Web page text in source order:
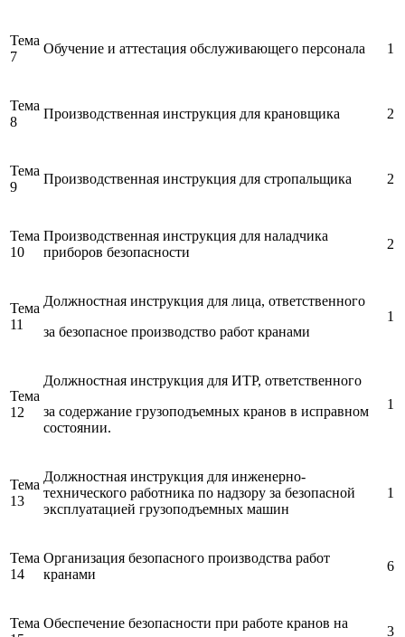
Тема
7
Обучение и аттестация обслуживающего персонала 1
Тема
8
Производственная инструкция для крановщика 2
Тема
9
Производственная инструкция для стропальщика 2
Тема
10
Производственная инструкция для наладчика
приборов безопасности
2
Тема
11
Должностная инструкция для лица, ответственного
за безопасное производство работ кранами
1
Тема
12
Должностная инструкция для ИТР, ответственного
за содержание грузоподъемных кранов в исправном
состоянии.
1
Тема
13
Должностная инструкция для инженерно-
технического работника по надзору за безопасной
эксплуатацией грузоподъемных машин
1
Тема
14
Организация безопасного производства работ
кранами
6
Тема Обеспечение безопасности при работе кранов на
3